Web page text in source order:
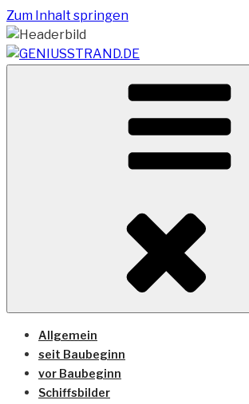
Zum Inhalt springen
Vom Geniusstrand zum JadeWeserPort/
Terminal Wilhelmshaven
Allgemein
seit Baubeginn
vor Baubeginn
Schiffsbilder